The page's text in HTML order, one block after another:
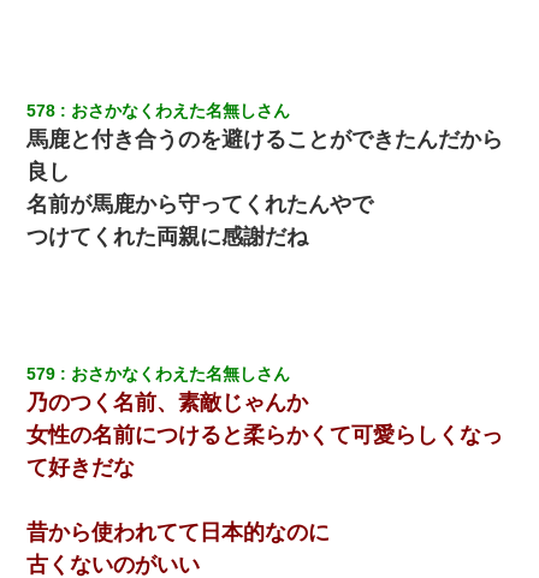
578 おさかなくわえた名無しさん
馬鹿と付き合うのを避けることができたんだから
良し
名前が馬鹿から守ってくれたんやで
つけてくれた両親に感謝だね
579 おさかなくわえた名無しさん
乃のつく名前、素敵じゃんか
女性の名前につけると柔らかくて可愛らしくなっ
て好きだな
昔から使われてて日本的なのに
古くないのがいい